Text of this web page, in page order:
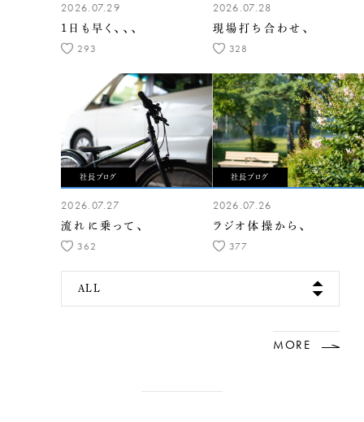
2026.07.29
1日も早く、、、
293
2026.07.28
現場打ち合わせ、
328
社長ブログ
2026.07.27
流れに乗って、
362
社長ブログ
2026.07.26
ラジオ体操から、
377
ALL
MORE